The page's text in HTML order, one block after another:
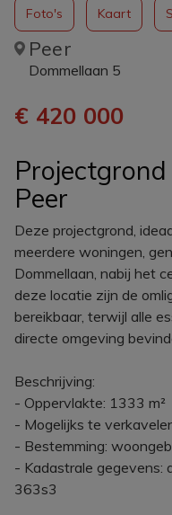
Peer
Peer
Dommellaan 5
€ 420 000
Foto's Kaart
Deze projectgrond,
meerdere woningen,
Dommellaan, nabij het
deze locatie zijn de
bereikbaar, terwijl alle
directe omgeving
Beschrijving:
- Oppervlakte: 1333 m²
- Mogelijks te
- Bestemming:
- Kadastrale gegevens:
363s3